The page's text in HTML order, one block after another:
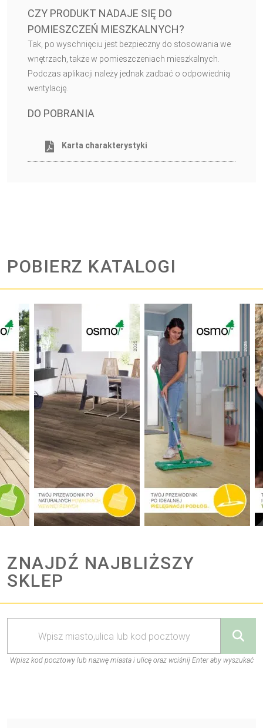
CZY PRODUKT NADAJE SIĘ DO
POMIESZCZEŃ MIESZKALNYCH?
Tak, po wyschnięciu jest bezpieczny do stosowania we
wnętrzach, także w pomieszczeniach mieszkalnych.
Podczas aplikacji należy jednak zadbać o odpowiednią
wentylację.
DO POBRANIA
Karta charakterystyki
POBIERZ KATALOGI
ZNAJDŹ NAJBLIŻSZY
SKLEP
Wpisz kod pocztowy lub nazwę miasta i ulicę oraz wciśnij Enter aby wyszukać